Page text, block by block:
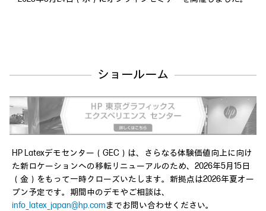
ショールーム
HP Latexデモセンター（GEC）は、さらなる体験価値向上に向け
た新ロケーションへの移転リニューアルのため、2026年5月15日
（金）をもって一時クローズいたします。新拠点は2026年夏オー
プン予定です。期間中のデモやご相談は、
info_latex_japan@hp.comまでお問い合わせください。